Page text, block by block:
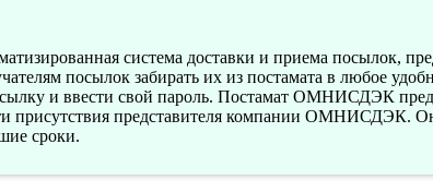
система доставки и приема посылок,
посылок забирать их из постамата в любое
и ввести свой пароль. Постамат ОМНИСДЭК
присутствия представителя компании ОМНИСДЭК.
сроки.